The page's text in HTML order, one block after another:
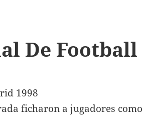
De Football
ficharon a jugadores como